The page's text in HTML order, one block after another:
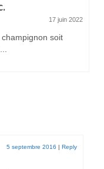
1 décembre 2015
sécrétrices par
5 septembre 2016 | Reply